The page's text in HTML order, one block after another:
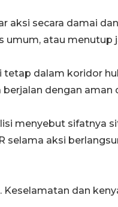
aksi secara damai
umum, atau menutup
dalam koridor
dengan aman
menyebut sifatnya
selama aksi
dan